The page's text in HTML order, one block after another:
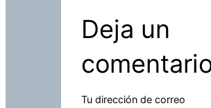
Deja un
Tu dirección de correo